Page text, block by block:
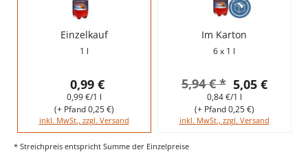
Einzelkauf
1 l
0,99 €
0,99 €/1 l
inkl. MwSt., zzgl. Versand
(+ Pfand 0,25 €)
Im Karton
6 x 1 l
5,05 €
5,94 € *
0,84 €/1 l
inkl. MwSt., zzgl. Versand
(+ Pfand 0,25 €)
* Streichpreis entspricht Summe der Einzelpreise